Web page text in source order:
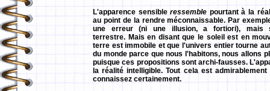
L'apparence sensibleressemble pourtant à la
au point de la rendre méconnaissable. Par
une erreur (ni une illusion, a fortiori), mais
terrestre. Mais en disant que le soleil est en
terre est immobile et que l'univers entier tourne
du monde parce que nous l'habitons, nous allons
puisque ces propositions sont archi-fausses.
la réalité intelligible. Tout cela est
connaissez certainement.